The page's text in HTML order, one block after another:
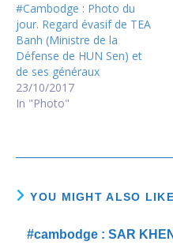
généraux de HUN Sen ont
peur ! HUN Sen aussi !
#cambodge :…
#Cambodge : Photo du
jour. Regard évasif de TEA
Banh (Ministre de la
Défense de HUN Sen) et
de ses généraux
23/10/2017
In "Photo"
YOU MIGHT ALSO LIKE
#cambodge : SAR